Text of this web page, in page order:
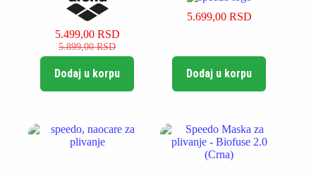
5.899,00RSD
Originalna
cena
je
5.499,00 RSD
Trenutna
cena
je:
5.499,00 RSD.
Dodaj u korpu
5.699,00 RSD
Dodaj u korpu